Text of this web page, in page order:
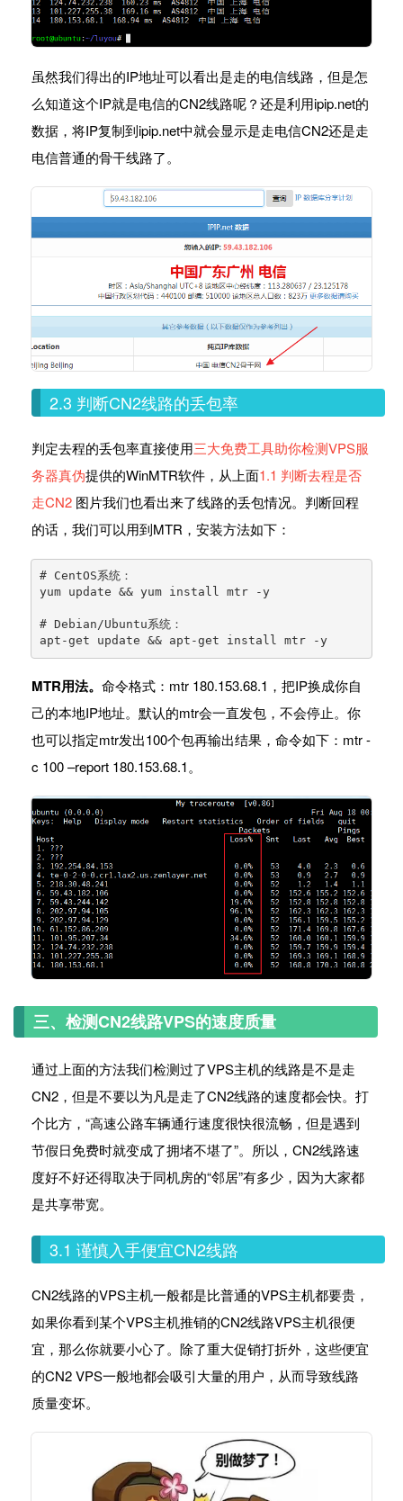
虽然我们得出的IP地址可以看出是走的电信线路，但是怎
么知道这个IP就是电信的CN2线路呢？还是利用ipip.net的
数据，将IP复制到ipip.net中就会显示是走电信CN2还是走
电信普通的骨干线路了。
2.3 判断CN2线路的丢包率
判定去程的丢包率直接使用三大免费工具助你检测VPS服
务器真伪提供的WinMTR软件，从上面1.1 判断去程是否
走CN2 图片我们也看出来了线路的丢包情况。判断回程
的话，我们可以用到MTR，安装方法如下：
# CentOS系统：
yum update && yum install mtr -y
# Debian/Ubuntu系统：
apt-get update && apt-get install mtr -y
MTR用法。 命令格式：mtr 180.153.68.1，把IP换成你自
己的本地IP地址。默认的mtr会一直发包，不会停止。你
也可以指定mtr发出100个包再输出结果，命令如下：mtr -
c 100 –report 180.153.68.1。
三、检测CN2线路VPS的速度质量
通过上面的方法我们检测过了VPS主机的线路是不是走
CN2，但是不要以为凡是走了CN2线路的速度都会快。打
个比方，“高速公路车辆通行速度很快很流畅，但是遇到
节假日免费时就变成了拥堵不堪了”。所以，CN2线路速
度好不好还得取决于同机房的“邻居”有多少，因为大家都
是共享带宽。
3.1 谨慎入手便宜CN2线路
CN2线路的VPS主机一般都是比普通的VPS主机都要贵，
如果你看到某个VPS主机推销的CN2线路VPS主机很便
宜，那么你就要小心了。除了重大促销打折外，这些便宜
的CN2 VPS一般地都会吸引大量的用户，从而导致线路
质量变坏。